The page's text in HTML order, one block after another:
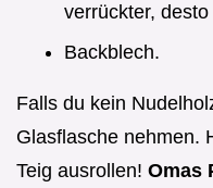
verrückter,
Backblech.
Falls du kein
Glasflasche nehmen.
Teig ausrollen! Omas